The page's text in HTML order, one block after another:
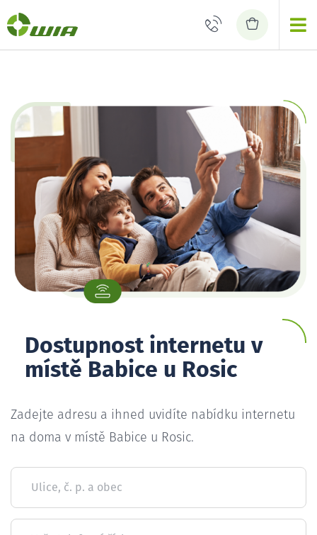
Dostupnost internetu v
místě Babice u Rosic
Zadejte adresu a ihned uvidíte nabídku internetu
na doma v místě Babice u Rosic.
Ulice, č. p. a obec